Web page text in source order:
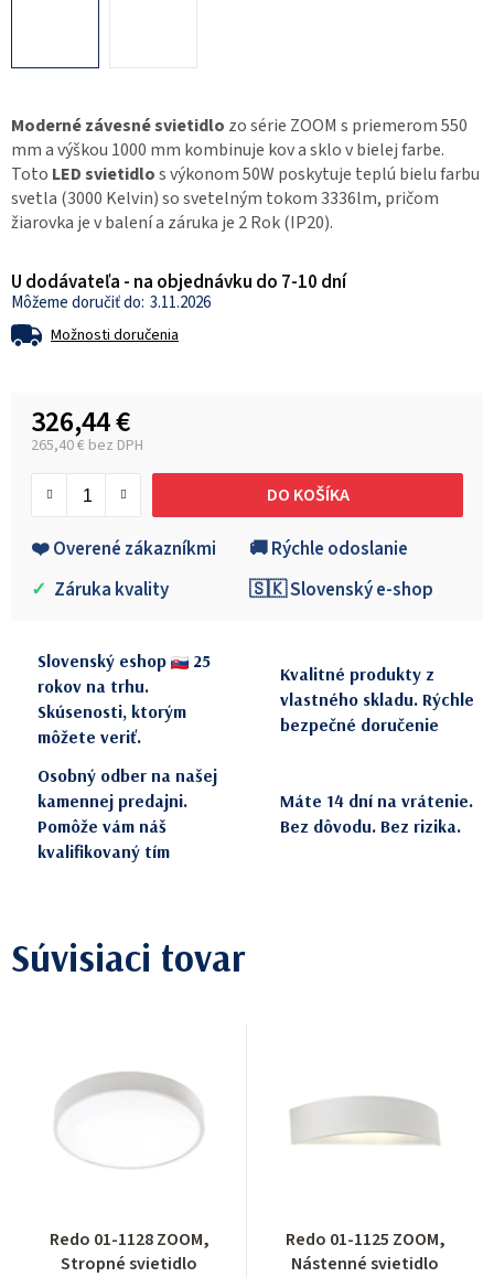
Moderné závesné svietidlo zo série ZOOM s priemerom 550
mm a výškou 1000 mm kombinuje kov a sklo v bielej farbe.
Toto LED svietidlos výkonom 50W poskytuje teplú bielu farbu
svetla (3000 Kelvin) so svetelným tokom 3336lm, pričom
žiarovka je v balení a záruka je 2 Rok (IP20).
U dodávateľa - na objednávku do 7-10 dní
3.11.2026
Možnosti doručenia
326,44 €
265,40 € bez DPH
DO KOŠÍKA
❤️ Overené zákazníkmi
🚚 Rýchle odoslanie
✓ Záruka kvality 🇸🇰 Slovenský e-shop
Slovenský eshop
25
rokov na trhu.
Skúsenosti, ktorým
môžete veriť.
Kvalitné produkty z
vlastného skladu. Rýchle
bezpečné doručenie
Osobný odber na našej
kamennej predajni.
Pomôže vám náš
kvalifikovaný tím
Máte 14 dní na vrátenie.
Bez dôvodu. Bez rizika.
Súvisiaci tovar
Redo 01-1128 ZOOM,
Stropné svietidlo
Redo 01-1125 ZOOM,
Nástenné svietidlo